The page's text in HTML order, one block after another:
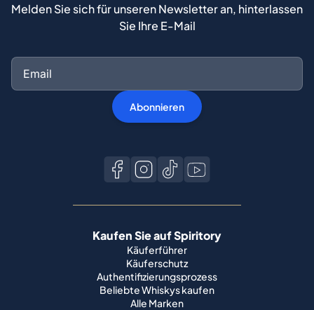
Melden Sie sich für unseren Newsletter an, hinterlassen
Sie Ihre E-Mail
Abonnieren
Kaufen Sie auf Spiritory
Käuferführer
Käuferschutz
Authentifizierungsprozess
Beliebte Whiskys kaufen
Alle Marken